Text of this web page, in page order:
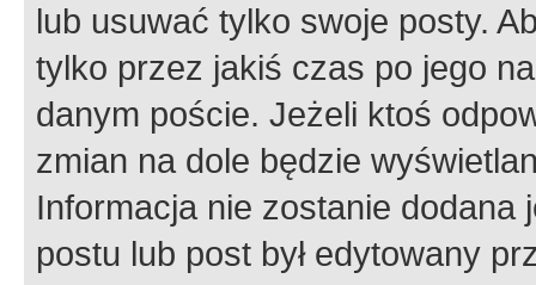
lub usuwać tylko swoje posty.
tylko przez jakiś czas po jego
danym poście. Jeżeli ktoś
zmian na dole będzie
Informacja nie zostanie dodana
postu lub post był edytowany